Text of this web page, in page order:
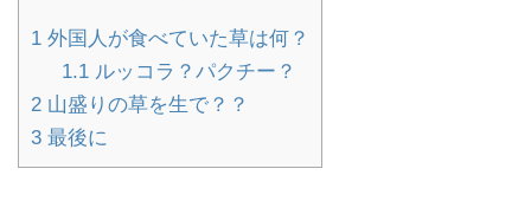
1 外国人が食べていた草は何？
1.1ルッコラ？パクチー？
2 山盛りの草を生で？？
3 最後に